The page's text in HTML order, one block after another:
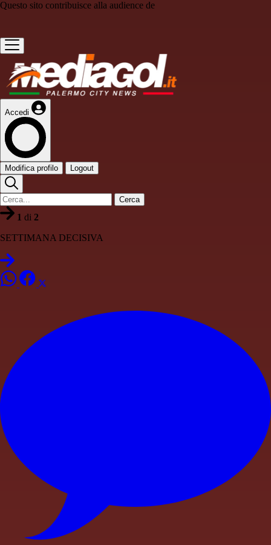
Questo sito contribuisce alla audience de
Accedi
Modifica profilo Logout
Cerca
1 di 2
SETTIMANA DECISIVA